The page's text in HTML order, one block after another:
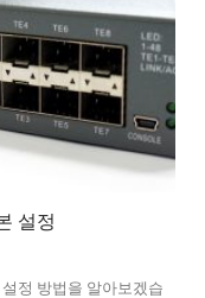
설정
정 방법을 알아보겠습